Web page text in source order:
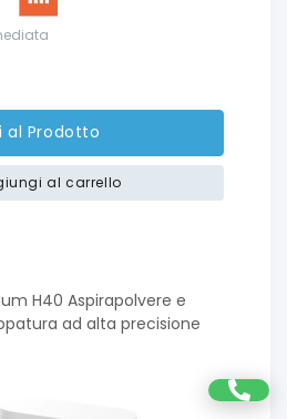
al Prodotto
al carrello
H40 Aspirapolvere e
ad alta precisione